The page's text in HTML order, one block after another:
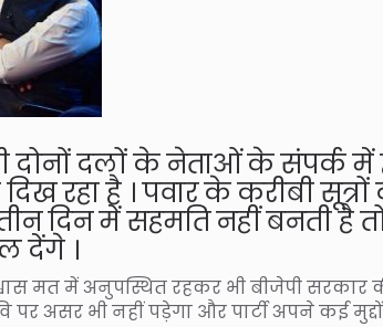
दोनों दलों के नेताओं के संपर्क में
रहा है । पवार के करीबी सूत्रों
दिन में सहमति नहीं बनती है
देंगे ।
मत में अनुपस्थित रहकर भी बीजेपी सरकार
असर भी नहीं पड़ेगा और पार्टी अपने कई